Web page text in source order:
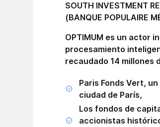
SOUTH INVESTMENT
(BANQUE POPULAIRE
OPTIMUM es un actor
procesamiento
recaudado 14 millones
Paris Fonds Vert,
ciudad de París,
Los fondos de
accionistas